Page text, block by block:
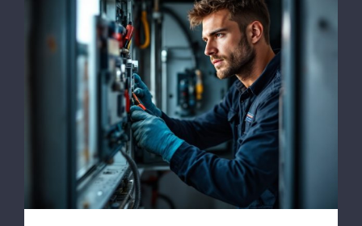
Reparación de Termos Eléctricos en San
Javier: Servicio Garantizado